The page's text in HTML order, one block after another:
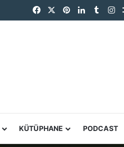
FacebookPinterestLinkedInTumblr
KÜTÜPHANE PODCAST